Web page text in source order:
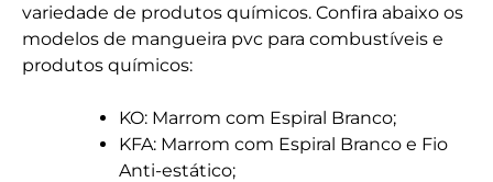
variedade de produtos químicos. Confira abaixo os
modelos de mangueira pvc para combustíveis e
produtos químicos:
KO: Marrom com Espiral Branco;
KFA: Marrom com Espiral Branco e Fio
Anti-estático;